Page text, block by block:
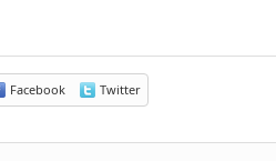
Facebook Twitter
스케치북5
스케치북5